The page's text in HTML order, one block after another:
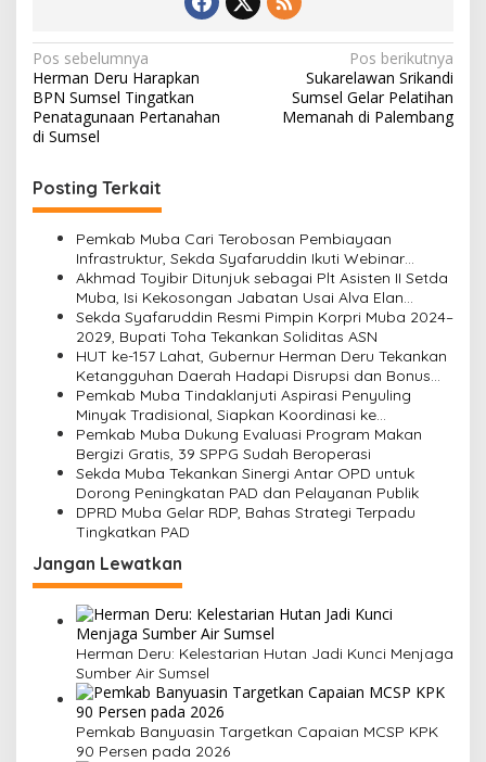
N
a
v
i
g
a
Pos sebelumnya
Herman Deru Harapkan
BPN Sumsel Tingatkan
Penatagunaan Pertanahan
di Sumsel
Pos berikutnya
Sukarelawan Srikandi
Sumsel Gelar Pelatihan
Memanah di Palembang
Posting Terkait
Pemkab Muba Cari Terobosan Pembiayaan
Infrastruktur, Sekda Syafaruddin Ikuti Webinar
Creative Financing KPBU
Akhmad Toyibir Ditunjuk sebagai Plt Asisten II Setda
Muba, Isi Kekosongan Jabatan Usai Alva Elan
Dilantik Jadi Sekda OKU
Sekda Syafaruddin Resmi Pimpin Korpri Muba 2024–
2029, Bupati Toha Tekankan Soliditas ASN
HUT ke-157 Lahat, Gubernur Herman Deru Tekankan
Ketangguhan Daerah Hadapi Disrupsi dan Bonus
Demografi 2045
Pemkab Muba Tindaklanjuti Aspirasi Penyuling
Minyak Tradisional, Siapkan Koordinasi ke
Pemerintah Pusat
Pemkab Muba Dukung Evaluasi Program Makan
Bergizi Gratis, 39 SPPG Sudah Beroperasi
Sekda Muba Tekankan Sinergi Antar OPD untuk
Dorong Peningkatan PAD dan Pelayanan Publik
DPRD Muba Gelar RDP, Bahas Strategi Terpadu
Tingkatkan PAD
Jangan Lewatkan
Herman Deru: Kelestarian Hutan Jadi Kunci Menjaga
Sumber Air Sumsel
Pemkab Banyuasin Targetkan Capaian MCSP KPK
90 Persen pada 2026